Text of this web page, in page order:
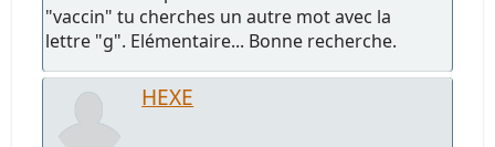
"vaccin" tu cherches un autre mot avec la
lettre "g". Elémentaire... Bonne recherche.
HEXE